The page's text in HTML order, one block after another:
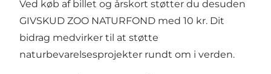
Ved køb af billet og årskort støtter du desuden
GIVSKUD ZOO NATURFOND med 10 kr. Dit
bidrag medvirker til at støtte
naturbevarelsesprojekter rundt om i verden.